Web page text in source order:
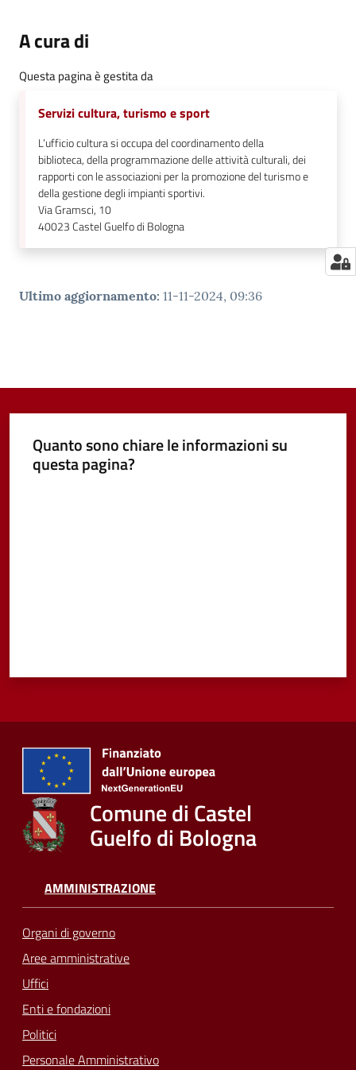
A cura di
Questa pagina è gestita da
Servizi cultura, turismo e sport
L’ufficio cultura si occupa del coordinamento della
biblioteca, della programmazione delle attività culturali, dei
rapporti con le associazioni per la promozione del turismo e
della gestione degli impianti sportivi.
Via Gramsci, 10
40023Castel Guelfo di Bologna
Ultimo aggiornamento: 11-11-2024, 09:36
Quanto sono chiare le informazioni su
questa pagina?
Comune di Castel
Guelfo di Bologna
AMMINISTRAZIONE
Organi di governo
Aree amministrative
Uffici
Enti e fondazioni
Politici
Personale Amministrativo